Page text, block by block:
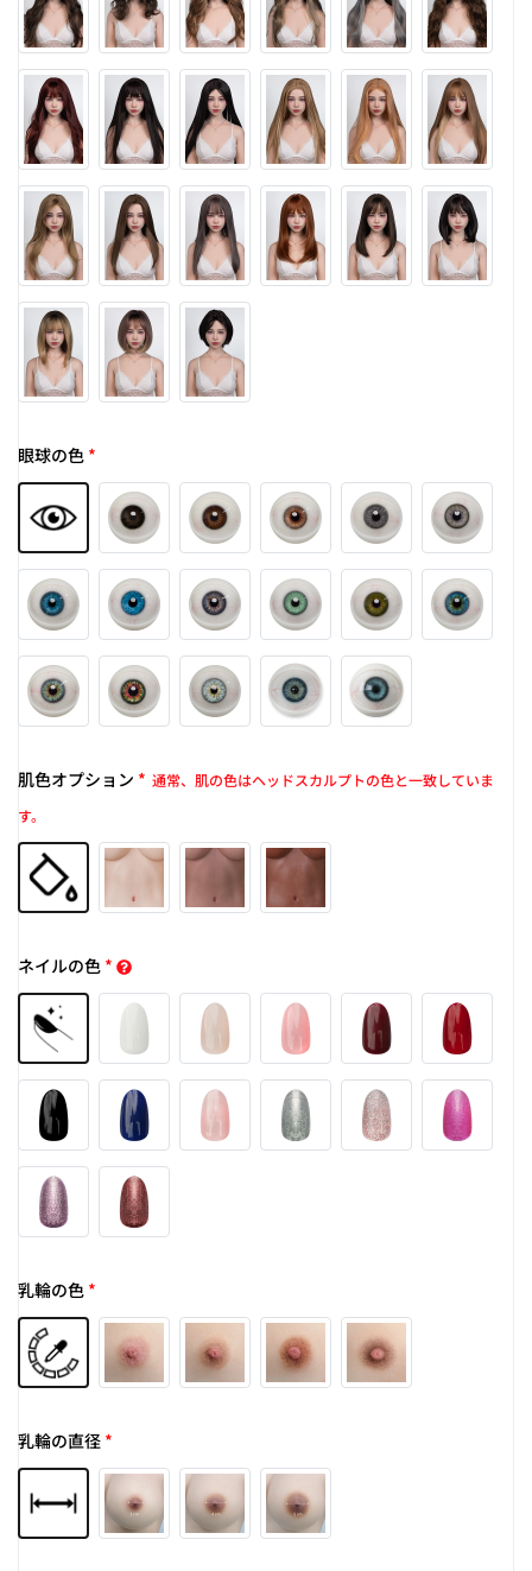
眼球の色 *
肌色オプション * 通常、肌の色はヘッドスカルプトの色と一致していま
す。
ネイルの色 *
乳輪の色 *
乳輪の直径 *